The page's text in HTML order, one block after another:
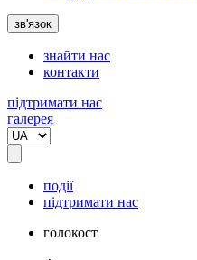
зв'язок
знайти нас
контакти
підтримати нас
галерея
події
підтримати нас
голокост